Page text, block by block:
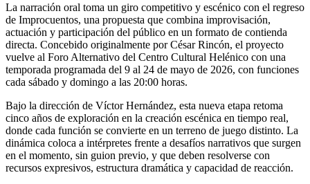
La narración oral toma un giro competitivo y escénico con el regreso
de Improcuentos, una propuesta que combina improvisación,
actuación y participación del público en un formato de contienda
directa. Concebido originalmente por César Rincón, el proyecto
vuelve al Foro Alternativo del Centro Cultural Helénico con una
temporada programada del 9 al 24 de mayo de 2026, con funciones
cada sábado y domingo a las 20:00 horas.
Bajo la dirección de Víctor Hernández, esta nueva etapa retoma
cinco años de exploración en la creación escénica en tiempo real,
donde cada función se convierte en un terreno de juego distinto. La
dinámica coloca a intérpretes frente a desafíos narrativos que surgen
en el momento, sin guion previo, y que deben resolverse con
recursos expresivos, estructura dramática y capacidad de reacción.